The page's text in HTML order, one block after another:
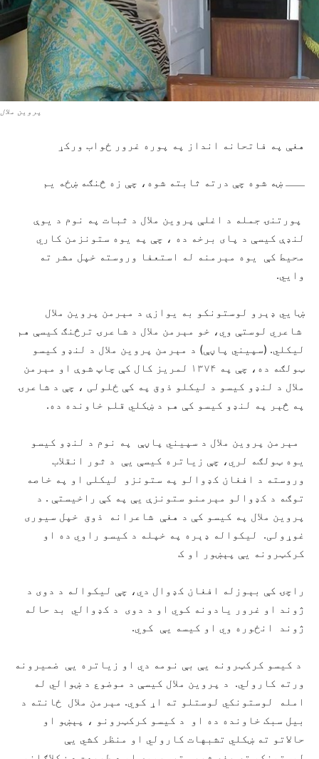
پروین ملال
هغې په فاتحانه انداز په پوره غرور ځواب ورکړ
ـــ ښه شوه چې درته ثابته شوه، چې زه څنګه ښځه یم
پورتنۍ جمله د اغلې پروین ملال د ثبات په نوم د یوې
لنډې کیسې د پای برخه ده ، چې په یوه ستونزمن کاري
محیط کې یوه مېرمنه له استعفا وروسته خپل مشر ته
وایي.
ښایي ډېرو لوستونکو به یوازې د مېرمن پروین ملال
شاعري لوستې وي، خو مېرمن ملال د شاعرۍ ترڅنګ کیسې هم
لیکلي. (سپیني پاڼې) د مېرمن پروین ملال د لنډو کیسو
ټولګه ده، چې په ۱۳۷۴ لمریز کال کې چاپ شوې او مېرمن
ملال د لنډو کیسو د لیکلو ذوق په کې ځلولی ، چې د شاعرۍ
په څېر په لنډو کيسو کې هم د ښکلي قلم خاونده ده.
مېرمن پروین ملال د سپیني پاڼې په نوم د لنډو کیسو
یوه ټولګه لري، چې زیاتره کیسې یې د ثور انقلاب
وروسته د افغان کډوالو په ستونزو لیکلی او په خاصه
توګه د کډوالو مېرمنو ستونزې یې په کې راخیستې . د
پروین ملال په کیسو کې د هغې شاعرانه ذوق خپل سیوری
غوړولی. لیکواله ډېره په خپله د کیسو راوي ده او
کرکټرونه یې پېښور او ک
راچۍ کې بېوزله افغان کډوال دي، چې لیکواله د دوی د
ژوند او غرور یادونه کوي او د دوی د کډوالي بد حاله
ژوند انځوره وي او کیسه یې کوي.
د کیسو کرکټرونه یې بې نومه دي او زیاتره یې ضمیرونه
ورته کارولي. د پروین ملال کیسې د موضوع د ښوالي له
امله لوستونکي لوستلو ته اړ کوي. مېرمن ملال ځانته د
بیل سبک خاونده ده او د کیسو کرکټرونو ، پېښو او
حالاتو ته ښکلي تشبهات کارولي او منظر کشي یې